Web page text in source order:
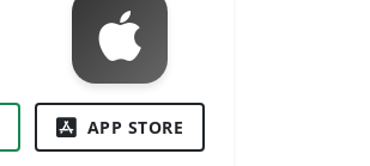
APP STORE